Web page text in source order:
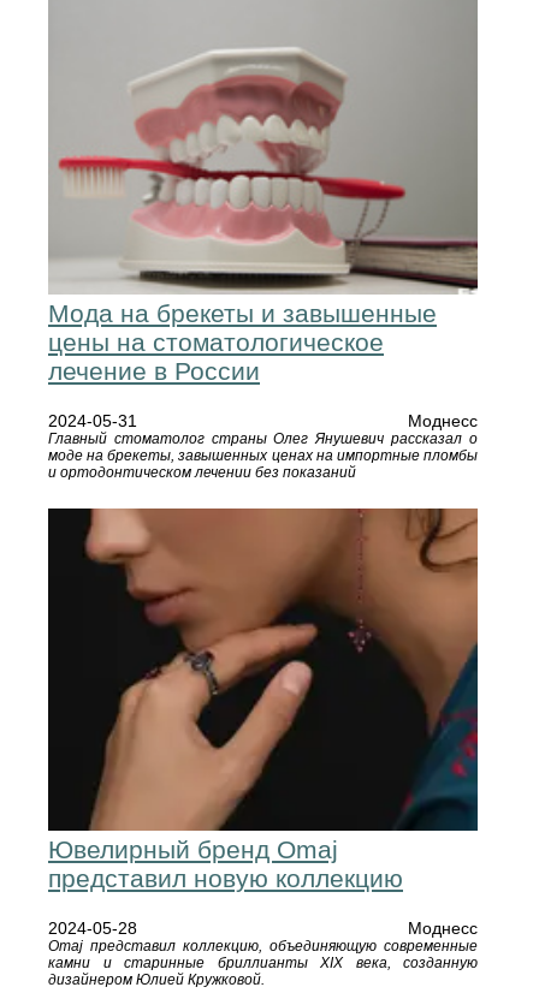
Мода на брекеты и завышенные
цены на стоматологическое
лечение в России
2024-05-31 Моднесс
Главный стоматолог страны Олег Янушевич рассказал о
моде на брекеты, завышенных ценах на импортные пломбы
и ортодонтическом лечении без показаний
Ювелирный бренд Omaj
представил новую коллекцию
2024-05-28 Моднесс
Omaj представил коллекцию, объединяющую современные
камни и старинные бриллианты XIX века, созданную
дизайнером Юлией Кружковой.